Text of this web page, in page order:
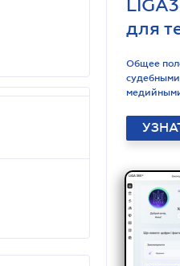
для
Общее